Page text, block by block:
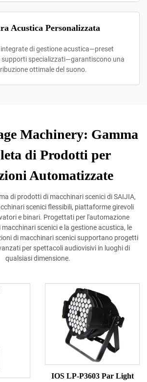
Acustica Personalizzata
di gestione acustica—preset
supporti specializzati—garantiscono una
ottimale del suono.
Machinery: Gamma
di Prodotti per
Automatizzate
di prodotti di macchinari scenici di SAIJIA,
scenici flessibili, piattaforme girevoli
e binari. Progettati per l'automazione
scenici e la gestione acustica, le
di macchinari scenici supportano progetti
per spettacoli audiovisivi in luoghi di
qualsiasi dimensione.
IOS LP-P3603 Par Light